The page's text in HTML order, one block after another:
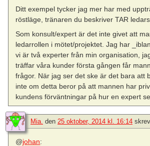
Ditt exempel tycker jag mer har med
röstläge, tränaren du beskriver TAR
Som konsult/expert är det inte givet att
ledarrollen i mötet/projektet. Jag har
vi är två experter från min organisation,
träffar våra kunder första gången får
frågor. När jag ser det ske är det bara att
inte om detta beror på att mannen har
kundens förväntningar på hur en expert
Mia. den 25 oktober, 2014 kl. 16:14
@johan: